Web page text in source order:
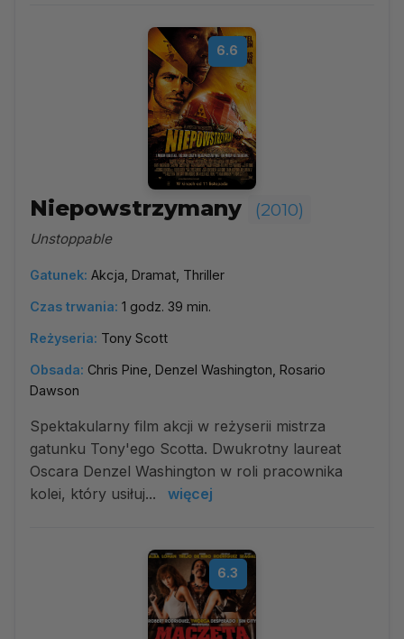
6.6
Niepowstrzymany (2010)
Unstoppable
Gatunek: Akcja, Dramat, Thriller
Czas trwania: 1 godz. 39 min.
Reżyseria: Tony Scott
Obsada: Chris Pine, Denzel Washington, Rosario
Dawson
Spektakularny film akcji w reżyserii mistrza
gatunku Tony'ego Scotta. Dwukrotny laureat
Oscara Denzel Washington w roli pracownika
kolei, który usiłuj...
więcej
6.3